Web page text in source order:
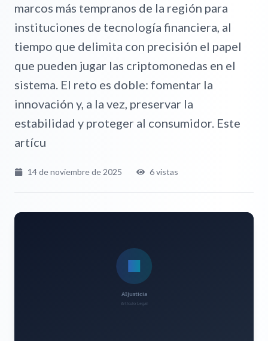
marcos más tempranos de la región para
instituciones de tecnología financiera, al
tiempo que delimita con precisión el papel
que pueden jugar las criptomonedas en el
sistema. El reto es doble: fomentar la
innovación y, a la vez, preservar la
estabilidad y proteger al consumidor. Este
artícu
14 de noviembre de 2025 6vistas